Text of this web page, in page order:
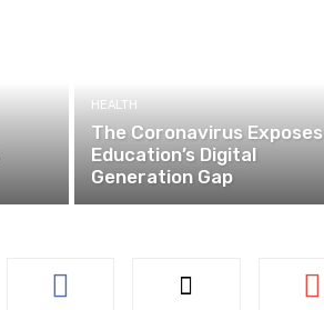
HEALTH
The Coronavirus Exposes
Education’s Digital
Generation Gap